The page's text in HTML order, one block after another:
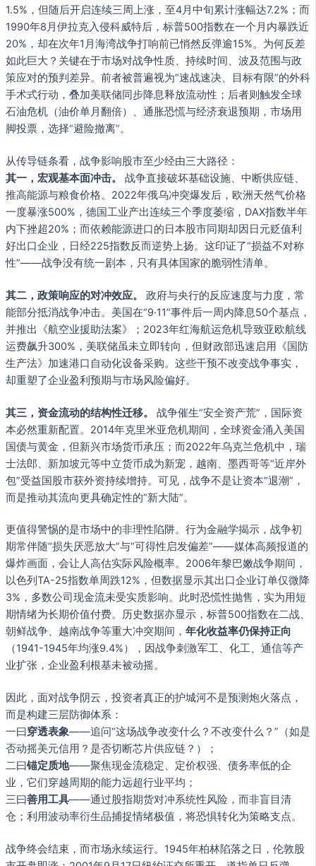
1.5%，但随后开启连续三周上涨，至4月中旬累计涨幅达7.2%；而
1990年8月伊拉克入侵科威特后，标普500指数在一个月内暴跌近
20%，却在次年1月海湾战争打响前已悄然反弹逾15%。为何反差
如此巨大？关键在于市场对战争性质、持续时间、波及范围与政
策应对的预判差异。前者被普遍视为“速战速决、目标有限”的外科
手术式行动，叠加美联储同步降息释放流动性；后者则触发全球
石油危机（油价单月翻倍）、通胀恐慌与经济衰退预期，市场用
脚投票，选择“避险撤离”。
从传导链条看，战争影响股市至少经由三大路径：
其一，宏观基本面冲击。
战争直接破坏基础设施、中断供应链、
推高能源与粮食价格。2022年俄乌冲突爆发后，欧洲天然气价格
一度暴涨500%，德国工业产出连续三个季度萎缩，DAX指数半年
内下挫超20%；而依赖能源进口的日本股市同期却因日元贬值利
好出口企业，日经225指数反而逆势上扬。这印证了“损益不对称
性”——战争没有统一剧本，只有具体国家的脆弱性清单。
其二，政策响应的对冲效应。
政府与央行的反应速度与力度，常
能部分抵消战争冲击。美国在“9·11”事件后一周内降息50个基点，
并推出《航空业援助法案》；2023年红海航运危机导致亚欧航线
运费飙升300%，美联储虽未立即转向，但财政部迅速启用《国防
生产法》加速港口自动化设备采购。这些干预不改变战争事实，
却重塑了企业盈利预期与市场风险偏好。
其三，资金流动的结构性迁移。
战争催生“安全资产荒”，国际资
本必然重新配置。2014年克里米亚危机期间，全球资金涌入美国
国债与黄金，但新兴市场货币承压；而2022年乌克兰危机中，瑞
士法郎、新加坡元等中立货币成为新宠，越南、墨西哥等“近岸外
包”受益国股市获外资持续增持。可见，战争不是让资本“退潮”，
而是推动其流向更具确定性的“新大陆”。
更值得警惕的是市场中的非理性陷阱。行为金融学揭示，战争初
期常伴随“损失厌恶放大”与“可得性启发偏差”——媒体高频报道的
爆炸画面，会让人高估实际风险概率。2006年黎巴嫩战争期间，
以色列TA-25指数单周跌12%，但数据显示其出口企业订单仅微降
3%，多数公司现金流未受实质影响。此时恐慌性抛售，实为用短
期情绪为长期价值付费。历史数据亦显示，标普500指数在二战、
朝鲜战争、越南战争等重大冲突期间， 年化收益率仍保持正向
（1941-1945年均涨9.4%），因战争刺激军工、化工、通信等产
业扩张，企业盈利根基未被动摇。
因此，面对战争阴云，投资者真正的护城河不是预测炮火落点，
而是构建三层防御体系：
一曰穿透表象——追问“这场战争改变什么？不改变什么？”（如是
否动摇美元信用？是否切断芯片供应链？）；
二曰锚定质地——聚焦现金流稳定、定价权强、债务率低的企
业，它们穿越周期的能力远超行业平均；
三曰善用工具——通过股指期货对冲系统性风险，而非盲目清
仓；利用波动率衍生品捕捉情绪极值，将恐惧转化为策略支点。
战争终会结束，而市场永续运行。1945年柏林陷落之日，伦敦股